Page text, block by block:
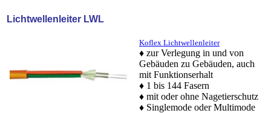
Lichtwellenleiter LWL
Koflex Lichtwellenleiter
♦ zur Verlegung in und von
Gebäuden zu Gebäuden, auch
mit Funktionserhalt
♦ 1 bis 144 Fasern
♦ mit oder ohne Nagetierschutz
♦ Singlemode oder Multimode